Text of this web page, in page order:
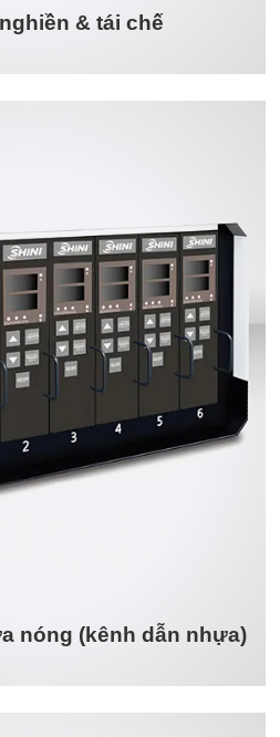
& tái chế
nóng (kênh dẫn nhựa)